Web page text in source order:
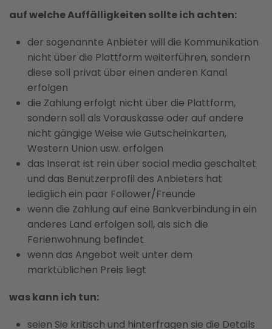
auf welche Auffälligkeiten sollte ich achten:
der sogenannte Anbieter will die Kommunikation
nicht über die Plattform weiterführen, sondern
diese soll privat über einen anderen Kanal
erfolgen
die Zahlung erfolgt nicht über die Plattform,
sondern soll als Vorauskasse oder auf andere
nicht gängige Weise wie Gutscheinkarten,
Western Union usw. erfolgen
das Inserat ist rein über social media geschaltet
und das Benutzerprofil des Anbieters hat
lediglich ein paar Follower/Freunde
wenn die Zahlung auf eine Bankverbindung in ein
anderes Land erfolgen soll, als sich die
Ferienwohnung befindet
wenn das Angebot weit unter dem
marktüblichen Preis liegt
was kann ich tun:
seien Sie kritisch und hinterfragen sie die Details